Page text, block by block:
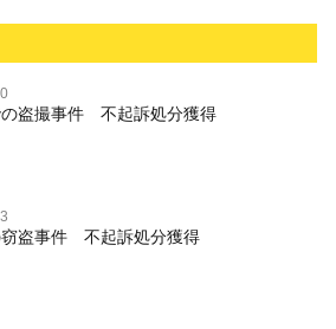
つ，わいせつ物頒布，淫
・リベンジポルノ
為等
事件
保釈を望むときにすべきこと
たい
に進めるためには
起訴処分にするには
にとるべき行動とは
強制わいせつ，準強制わいせつ），
性交等
通事故
TOP
特色
件
士の違い
の盗撮事件 不起訴処分獲得
盗事件 不起訴処分獲得